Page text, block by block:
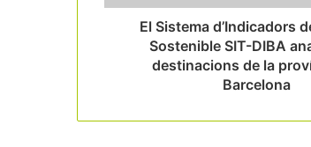
El Sistema d’Indicadors
Sostenible SIT-DIBA
destinacions de la
Barcelona